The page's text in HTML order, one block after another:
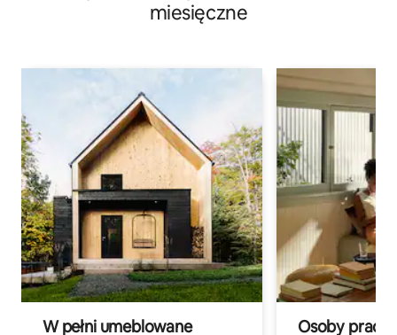
miesięczne
W pełni umeblowane
Osoby